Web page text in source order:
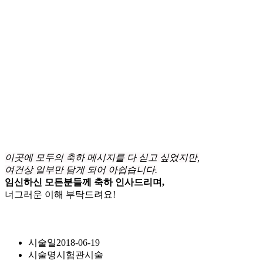
이곳에 모두의 축하 메시지를 다 싣고 싶었지만,
여건상 일부만 담게 되어 아쉽습니다.
임신하신 모든분들께 축하 인사드리며,
너그러운 이해 부탁드려요!
시술일2018-06-19
시술명시험관시술